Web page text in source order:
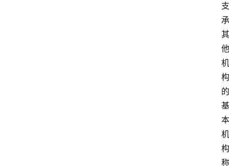
支
承
其
他
机
构
的
基
本
机
构
称